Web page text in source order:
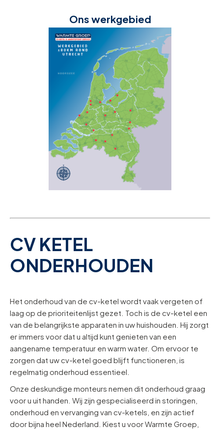
Ons werkgebied
CV KETEL
ONDERHOUDEN
Het onderhoud van de cv-ketel wordt vaak vergeten of
laag op de prioriteitenlijst gezet. Toch is de cv-ketel een
van de belangrijkste apparaten in uw huishouden. Hij zorgt
er immers voor dat u altijd kunt genieten van een
aangename temperatuur en warm water. Om ervoor te
zorgen dat uw cv-ketel goed blijft functioneren, is
regelmatig onderhoud essentieel.
Onze deskundige monteurs nemen dit onderhoud graag
voor u uit handen. Wij zijn gespecialiseerd in storingen,
onderhoud en vervanging van cv-ketels, en zijn actief
door bijna heel Nederland. Kiest u voor Warmte Groep,